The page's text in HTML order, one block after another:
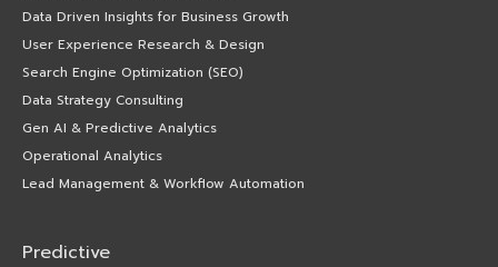
Data Driven Insights for Business Growth
User Experience Research & Design
Search Engine Optimization (SEO)
Data Strategy Consulting
Gen AI & Predictive Analytics
Operational Analytics
Lead Management & Workflow Automation
Predictive